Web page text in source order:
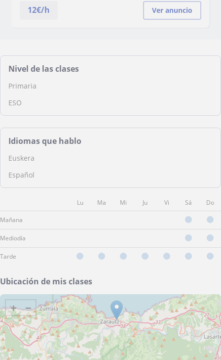
12€/h Ver anuncio
Nivel de las clases
Primaria
ESO
Idiomas que hablo
Euskera
Español
Lu Ma Mi Ju Vi Sá Do
Mañana
Mediodía
Tarde
Ubicación de mis clases
+ −